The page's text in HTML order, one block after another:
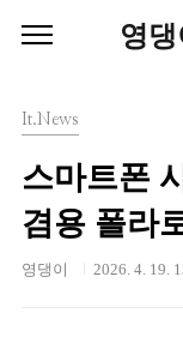
영
It.News
스마트폰
겸용 폴라
영댕이 2026. 4. 19.